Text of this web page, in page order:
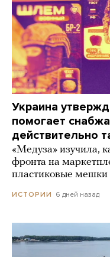
Украина
помогает
действительно
«Медуза» изучила,
фронта на
пластиковые мешки
ИСТОРИИ 6 дней назад